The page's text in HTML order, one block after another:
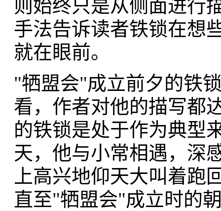
则始终只是从侧面进行
手法告诉读者铁锁在想
就在眼前。
"牺盟会"成立前夕的铁
看，作者对他的描写都
的铁锁是处于作为典型
天，他与小常相遇，深
上高兴地仰天大叫着跑
直至"牺盟会"成立时的